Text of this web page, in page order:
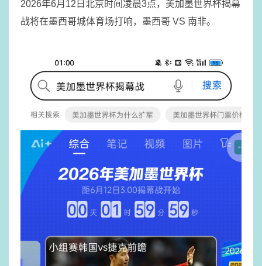
2026年6月12日北京时间凌晨3点，美加墨世界杯揭幕
战将在墨西哥城体育场打响，墨西哥 VS 南非。